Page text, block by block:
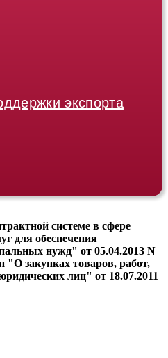
экспорта
системе в сфере
для обеспечения
нужд" от 05.04.2013 N
закупках товаров, работ,
лиц" от 18.07.2011